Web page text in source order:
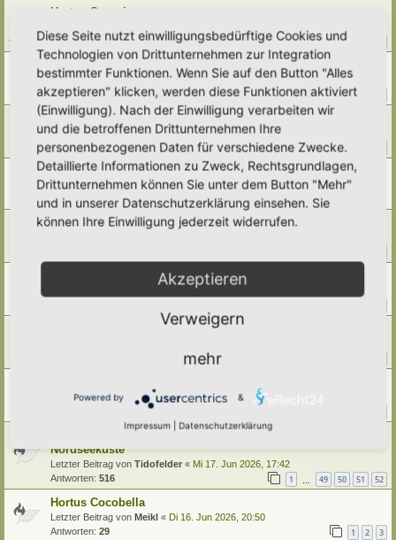
Hortus Somnium
Antworten:277 1 … 25 26
Hortus Grevenstein
Letzter Beitrag vonAnn1981 «Di 14. Jul 2026, 15:25
Antworten:417 1 … 39 40 41
Hortus roboris animi et pax
Letzter Beitrag vonSimbienchen«Do 9. Jul 2026, 16:34
Antworten:154 1 … 13 14
Hortus Siderum
Letzter Beitrag vonSaarikko« Mi 8. Jul 2026, 13:13
Antworten:2
Hortus Balea biplicata
Sa 27. Jun 2026, 20:41
Letzter Beitrag von Simbienchen«Di 23. Jun 2026, 10:32
Hortus Passiflorus - ein Garten an der ostfriesischen
Nordseeküste
Letzter Beitrag von Tidofelder « Mi 17. Jun 2026, 17:42
Antworten: 516 1 49 50 51 52
Hortus Cocobella
Letzter Beitrag von Meikl « Di 16. Jun 2026, 20:50
Antworten: 29 1 2 3
Diese Seite nutzt einwilligungsbedürftige Cookies und
Technologien von Drittunternehmen zur Integration
bestimmter Funktionen. Wenn Sie auf den Button "Alles
akzeptieren" klicken, werden diese Funktionen aktiviert
(Einwilligung). Nach der Einwilligung verarbeiten wir
und die betroffenen Drittunternehmen Ihre
personenbezogenen Daten für verschiedene Zwecke.
Detaillierte Informationen zu Zweck, Rechtsgrundlagen,
Drittunternehmen können Sie unter dem Button "Mehr"
und in unserer Datenschutzerklärung einsehen. Sie
können Ihre Einwilligung jederzeit widerrufen.
Akzeptieren
Verweigern
mehr
Powered by &
Impressum Datenschutzerklärung